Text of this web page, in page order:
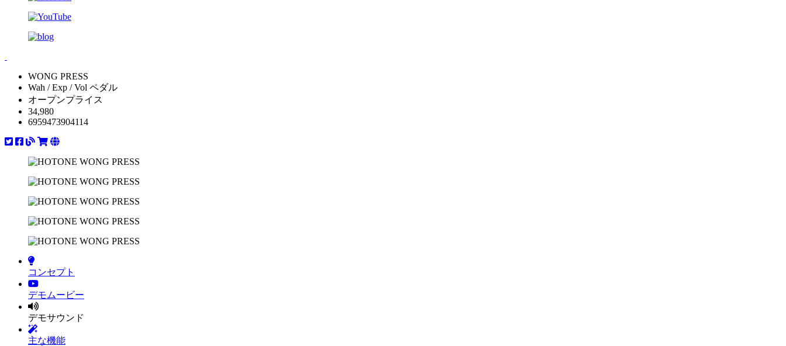
WONG PRESS
Wah / Exp / Vol ペダル
オープンプライス
34,980
6959473904114
コンセプト
デモムービー
デモサウンド
主な機能